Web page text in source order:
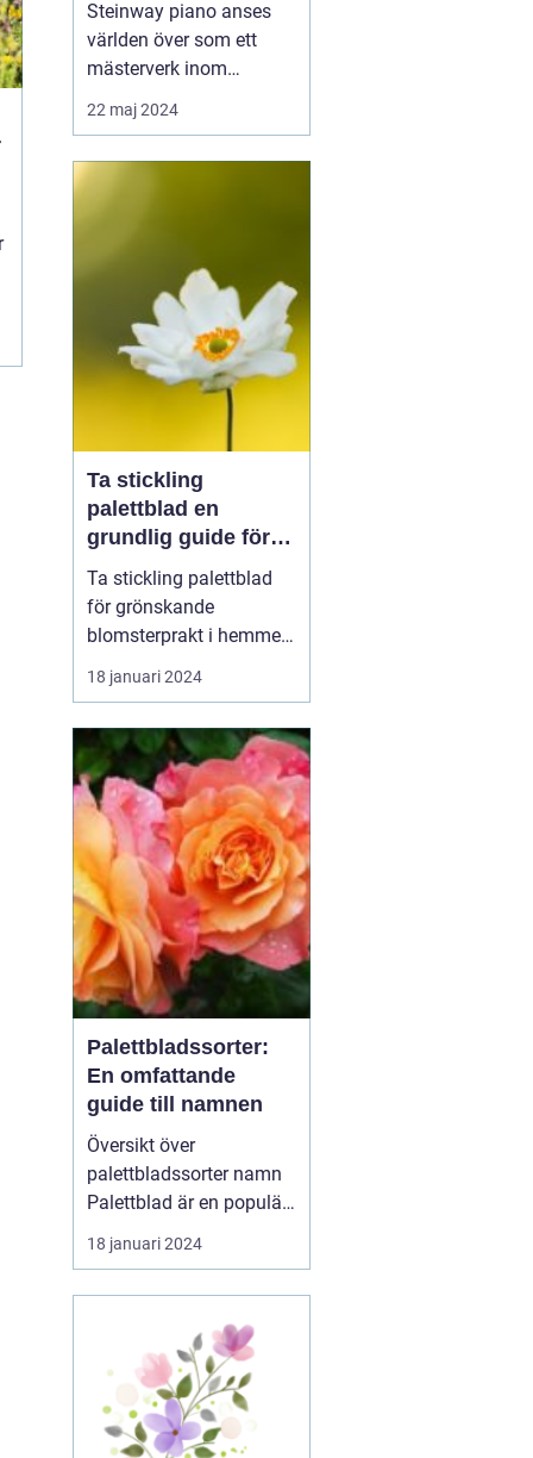
Steinway piano anses
världen över som ett
mästerverk inom
pianokonstruktion och
musikalisk briljans. Med
synonymt med den
22 maj 2024
Ta stickling
palettblad en
grundlig guide för
blomsterentusiaster
Ta stickling palettblad
för grönskande
blomsterprakt i hemmet
18 januari 2024
Palettbladssorter:
En omfattande
guide till namnen
Översikt över
palettbladssorter namn
Palettblad är en populär
krukväxt som blivit allt
mer eftertraktad de
många olika mönster
gör den till en favorit
bland både nybörjare
och erfarna
18 januari 2024